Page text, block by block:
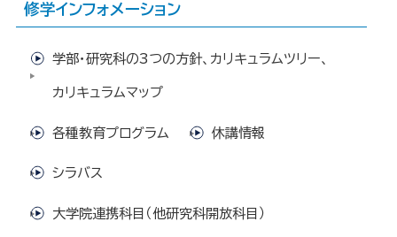
修学インフォメーション
学部・研究科の3つの方針、カリキュラムツリー、
カリキュラムマップ
各種教育プログラム 休講情報
シラバス
大学院連携科目（他研究科開放科目）